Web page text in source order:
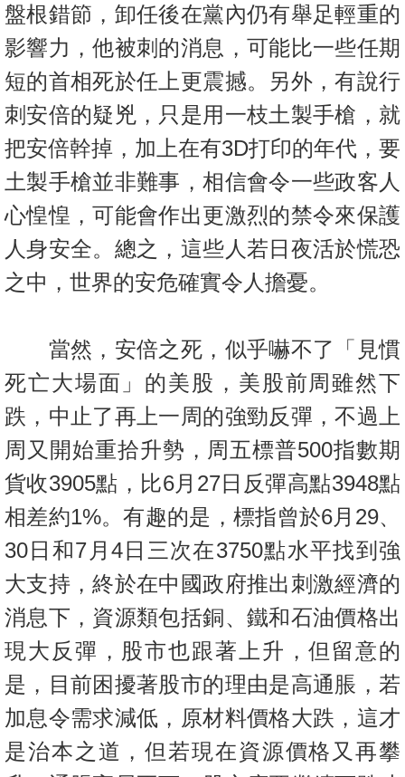
盤根錯節，卸任後在黨內仍有舉足輕重的
影響力，他被刺的消息，可能比一些任期
短的首相死於任上更震撼。另外，有說行
刺安倍的疑兇，只是用一枝土製手槍，就
把安倍幹掉，加上在有3D打印的年代，要
土製手槍並非難事，相信會令一些政客人
心惶惶，可能會作出更激烈的禁令來保護
人身安全。總之，這些人若日夜活於慌恐
之中，世界的安危確實令人擔憂。
當然，安倍之死，似乎嚇不了「見慣
死亡大場面」的美股，美股前周雖然下
跌，中止了再上一周的強勁反彈，不過上
周又開始重拾升勢，周五標普500指數期
貨收3905點，比6月27日反彈高點3948點
相差約1%。有趣的是，標指曾於6月29、
30日和7月4日三次在3750點水平找到強
大支持，終於在中國政府推出刺激經濟的
消息下，資源類包括銅、鐵和石油價格出
現大反彈，股市也跟著上升，但留意的
是，目前困擾著股市的理由是高通脹，若
加息令需求減低，原材料價格大跌，這才
是治本之道，但若現在資源價格又再攀